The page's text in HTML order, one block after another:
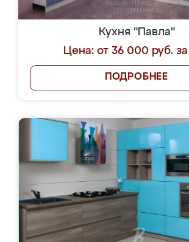
Кухня "Павла"
Цена: от 36 000 руб.
ПОДРОБНЕЕ